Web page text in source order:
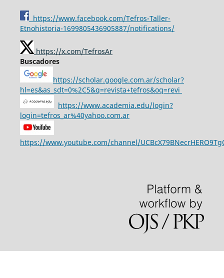
https://www.facebook.com/Tefros-Taller-
Etnohistoria-1699805436905887/notifications/
https://x.com/TefrosAr
Buscadores
https://scholar.google.com.ar/scholar?
hl=es&as_sdt=0%2C5&q=revista+tefros&oq=revi
https://www.academia.edu/login?
login=tefros_ar%40yahoo.com.ar
https://www.youtube.com/channel/